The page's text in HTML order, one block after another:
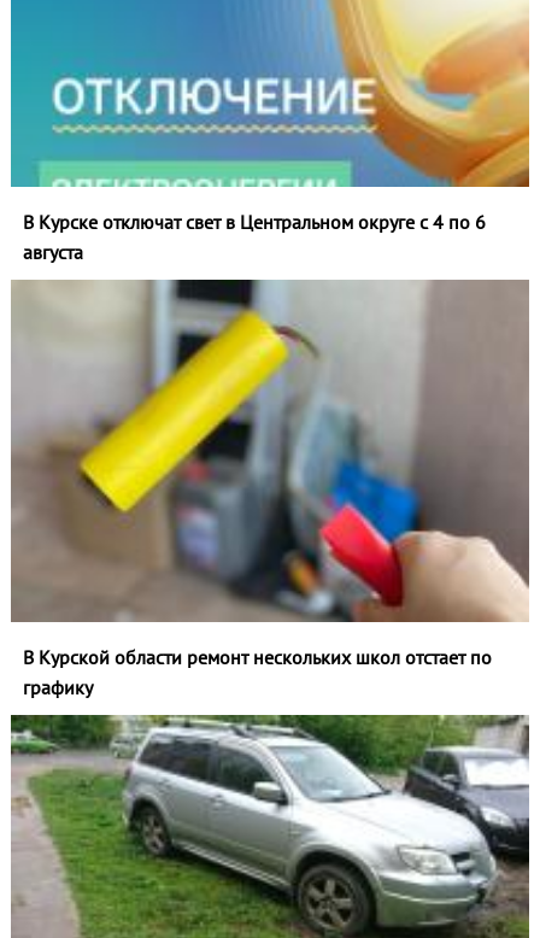
В Курске отключат свет в Центральном округе с 4 по 6
августа
В Курской области ремонт нескольких школ отстает по
графику